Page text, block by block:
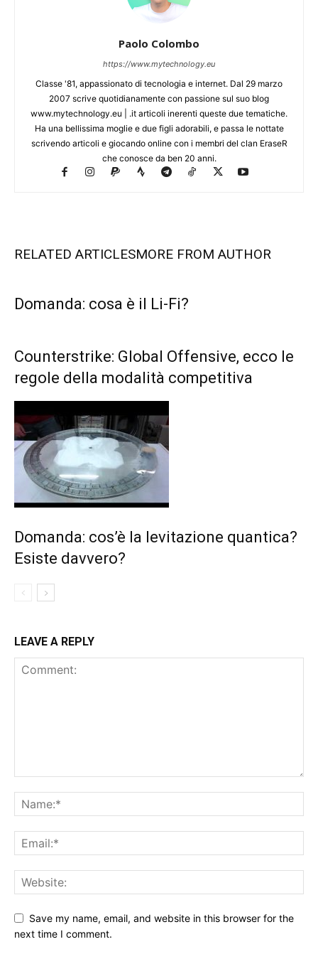
Paolo Colombo
https://www.mytechnology.eu
Classe '81, appassionato di tecnologia e internet. Dal 29 marzo
2007 scrive quotidianamente con passione sul suo blog
www.mytechnology.eu | .it articoli inerenti queste due tematiche.
Ha una bellissima moglie e due figli adorabili, e passa le nottate
scrivendo articoli e giocando online con i membri del clan EraseR
che conosce da ben 20 anni.
RELATED ARTICLESMORE FROM AUTHOR
Domanda: cosa è il Li-Fi?
Counterstrike: Global Offensive, ecco le
regole della modalità competitiva
Domanda: cos’è la levitazione quantica?
Esiste davvero?
LEAVE A REPLY
Save my name, email, and website in this browser for the
next time I comment.